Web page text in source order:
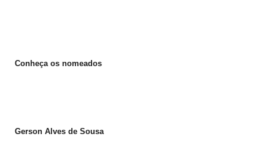
Conheça os nomeados
Gerson Alves de Sousa